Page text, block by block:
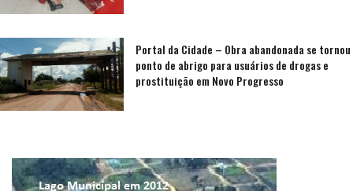
Portal da Cidade – Obra abandonada se tornou
ponto de abrigo para usuários de drogas e
prostituição em Novo Progresso